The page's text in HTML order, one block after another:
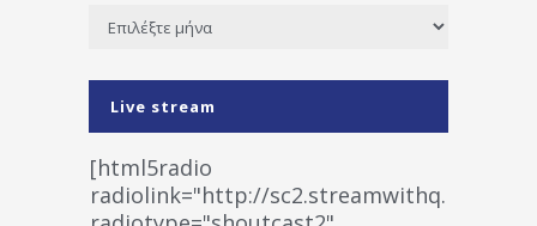
Ιστορικό
Live stream
[html5radio
radiolink="http://